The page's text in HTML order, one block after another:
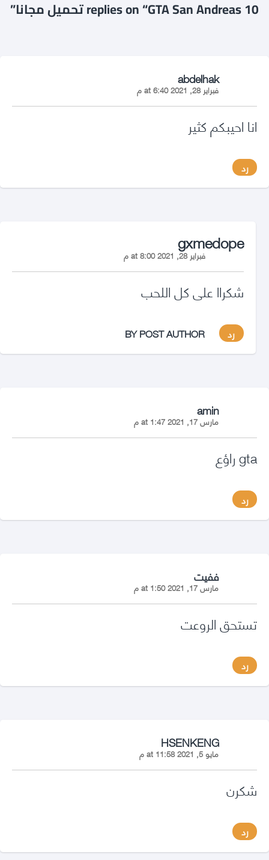
10 replies on “GTA San Andreas تحميل مجانا”
abdelhak
says: فبراير 28, 2021 at 6:40 م
انا احيبكم كثير
رد
gxmedope
says: فبراير 28, 2021 at 8:00 م
شكراا على كل اللحب
رد BY POST AUTHOR
amin
says:مارس 17, 2021 at 1:47 م
gta راؤع
رد
ففيتsays: مارس 17, 2021 at 1:50 م
تستحق الروعت
رد
HSENKENG
مايو 5, 2021 at 11:58 م
شكرن
رد